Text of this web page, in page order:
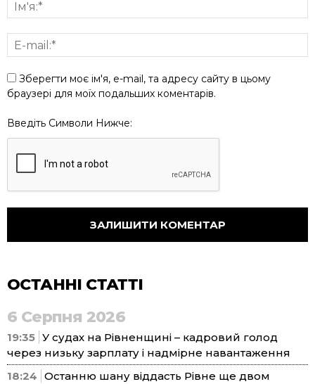
Зберегти моє ім'я, e-mail, та адресу сайту в цьому
браузері для моїх подальших коментарів.
Введіть Символи Нижче:
ОСТАННІ СТАТТІ
6 Серпня 2026
19:35 У судах на Рівненщині – кадровий голод
через низьку зарплату і надмірне навантаження
18:24 Останню шану віддасть Рівне ще двом